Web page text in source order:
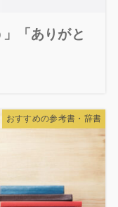
「ありがと
おすすめの参考書・辞書